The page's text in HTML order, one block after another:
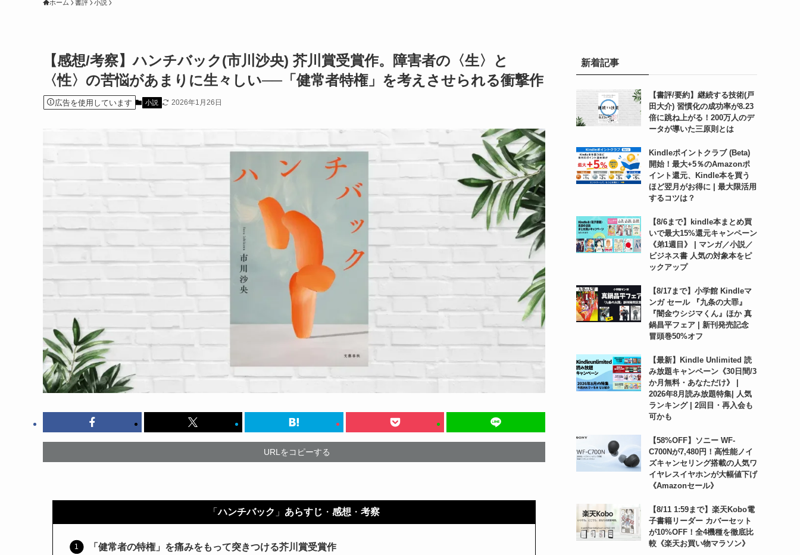
ホーム 書評 小説
【感想/考察】ハンチバック(市川沙央) 芥川賞受賞作。障害者の〈生〉と
〈性〉の苦悩があまりに生々しい──「健常者特権」を考えさせられる衝撃作
広告を使用しています 小説 2026年1月26日
URLをコピーする
「ハンチバック 」 あらすじ ・ 感想 ・ 考察
「健常者の特権」を痛みをもって突きつける芥川賞受賞作
新着記事
【書評/要約】継続する技術(戸
田大介) 習慣化の成功率が8.23
倍に跳ね上がる！200万人のデ
ータが導いた三原則とは
Kindleポイントクラブ (Beta)
開始！最大+5％のAmazonポ
イント還元、Kindle本を買う
ほど翌月がお得に | 最大限活用
するコツは？
【8/6まで】kindle本まとめ買
いで最大15%還元キャンペーン
《弟1週目》 | マンガ／小説／
ビジネス書 人気の対象本をピ
ックアップ
【8/17まで】小学館 Kindleマ
ンガ セール 『九条の大罪』
『闇金ウシジマくん』ほか 真
鍋昌平フェア | 新刊発売記念
冒頭巻50%オフ
【最新】Kindle Unlimited 読
み放題キャンペーン《30日間/3
か月無料・あなただけ》 |
2026年8月読み放題特集| 人気
ランキング | 2回目・再入会も
可かも
【58%OFF】ソニー WF-
C700Nが7,480円！高性能ノイ
ズキャンセリング搭載の人気ワ
イヤレスイヤホンが大幅値下げ
《Amazonセール》
【8/11 1:59まで】楽天Kobo電
子書籍リーダー カバーセット
が10%OFF！全4機種を徹底比
較《楽天お買い物マラソン》